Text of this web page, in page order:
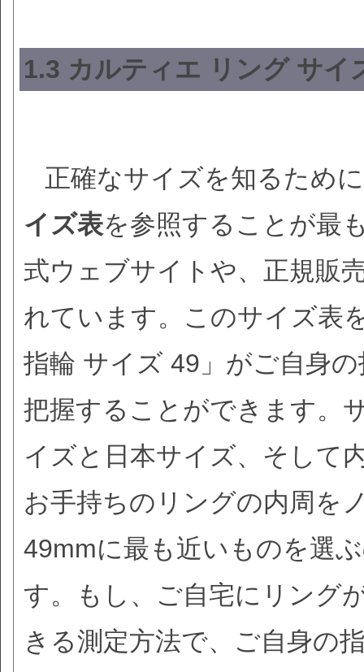
1.3 カルティエ リング サイ
正確なサイズを知るため
イズ表を参照することが最
式ウェブサイトや、正規販
れています。このサイズ表
指輪 サイズ 49」がご自身
把握することができます。
イズと日本サイズ、そして
お手持ちのリングの内周を
49mmに最も近いものを選
す。もし、ご自宅にリング
きる測定方法で、ご自身の